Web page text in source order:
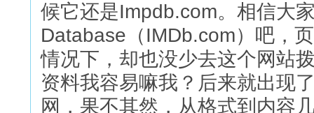
候它还是Impdb.com。相信大
Database（IMDb.com）吧，
情况下，却也没少去这个网站
资料我容易嘛我？后来就出现
网，果不其然，从格式到内容